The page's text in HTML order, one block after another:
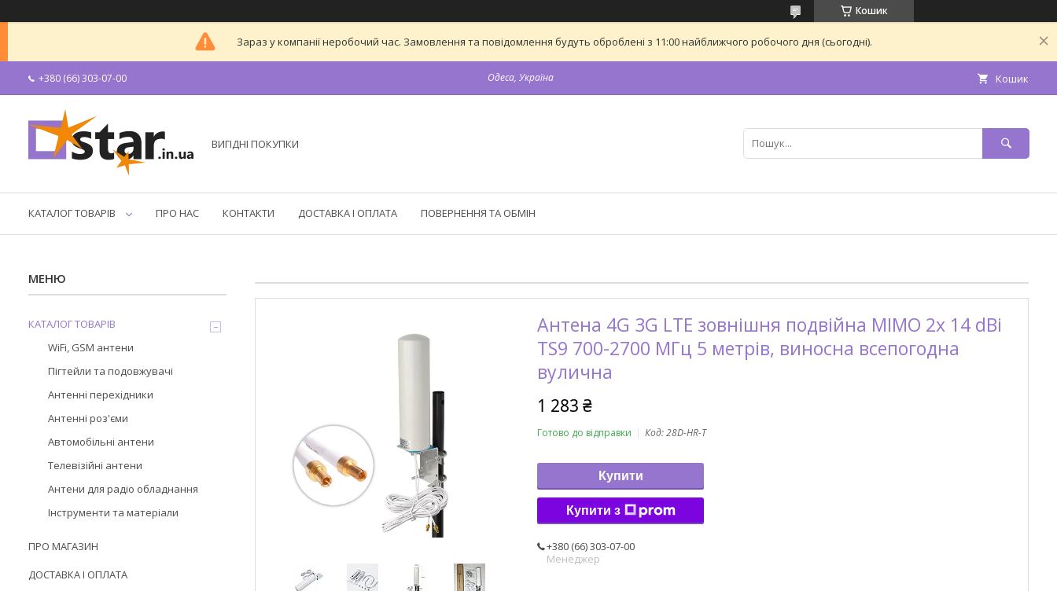
Кошик
Зараз у компанії неробочий час. Замовлення та повідомлення будуть оброблені з 11:00 найближчого робочого дня (сьогодні).
+380 (66) 303-07-00 Одеса, Україна Кошик
ВИГІДНІ ПОКУПКИ
КАТАЛОГ ТОВАРІВ ПРО НАС КОНТАКТИ ДОСТАВКА І ОПЛАТА ПОВЕРНЕННЯ ТА ОБМІН
Антена 4G 3G LTE зовнішня подвійна MIMO 2x 14 dBi
TS9 700-2700 МГц 5 метрів, виносна всепогодна
вулична
1 283 ₴
Готово до відправки Код:28D-HR-T
Купити
Купити з
+380 (66) 303-07-00
Менеджер
КАТАЛОГ ТОВАРІВ
WiFi, GSM антени
Пігтейли та подовжувачі
Антенні перехідники
Антенні роз'єми
Автомобільні антени
Телевізійні антени
Антени для радіо обладнання
Інструменти та матеріали
ПРО МАГАЗИН
ДОСТАВКА І ОПЛАТА